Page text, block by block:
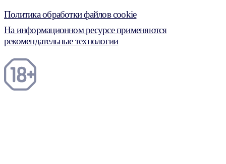
Политика обработки файлов cookie
На информационном ресурсе применяются
рекомендательные технологии